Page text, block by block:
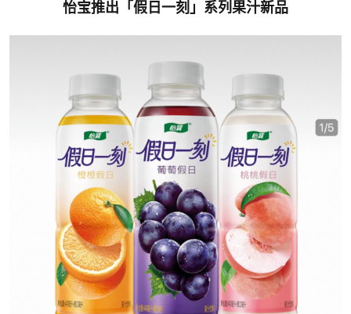
怡宝推出「假日一刻」系列果汁新品